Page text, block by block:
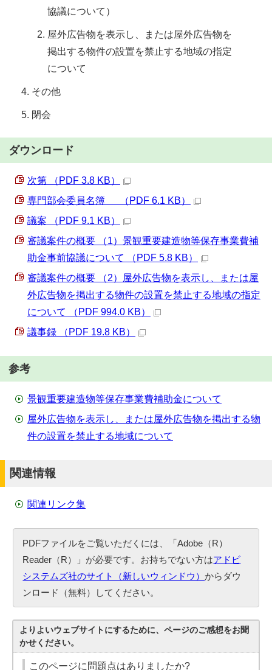
協議について）
屋外広告物を表示し、または屋外広告物を
掲出する物件の設置を禁止する地域の指定
について
その他
閉会
ダウンロード
次第 （PDF 3.8 KB）
専門部会委員名簿 （PDF 6.1 KB）
議案 （PDF 9.1 KB）
審議案件の概要 （1）景観重要建造物等保存事業費補
助金事前協議について （PDF 5.8 KB）
審議案件の概要 （2）屋外広告物を表示し、または屋
外広告物を掲出する物件の設置を禁止する地域の指定
について （PDF 994.0 KB）
議事録 （PDF 19.8 KB）
参考
景観重要建造物等保存事業費補助金について
屋外広告物を表示し、または屋外広告物を掲出する物
件の設置を禁止する地域について
関連情報
関連リンク集
PDFファイルをご覧いただくには、「Adobe（R）
Reader（R）」が必要です。お持ちでない方はアドビ
システムズ社のサイト（新しいウィンドウ）からダウ
ンロード（無料）してください。
よりよいウェブサイトにするために、ページのご感想をお聞
かせください。
このページに問題点はありましたか?